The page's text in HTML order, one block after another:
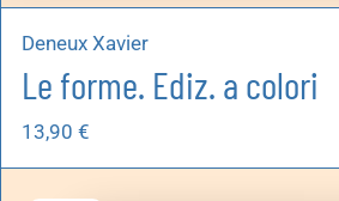
Deneux Xavier
Le forme. Ediz. a colori
13,90 €